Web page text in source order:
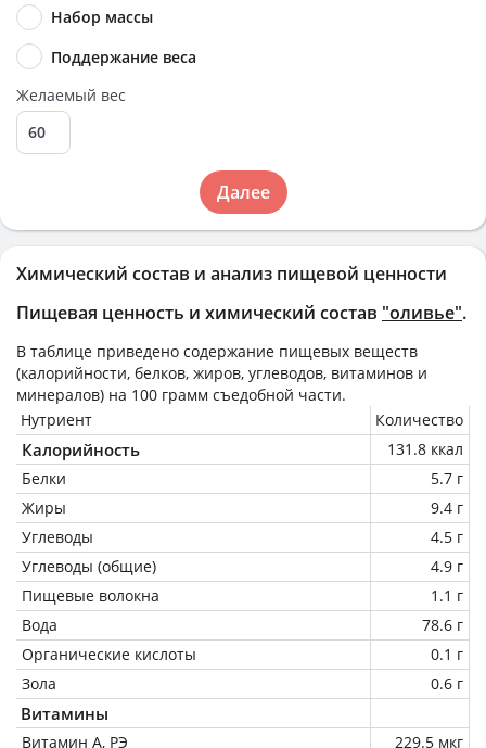
Химический состав и анализ пищевой ценности
Пищевая ценность и химический состав "оливье".
В таблице приведено содержание пищевых веществ
(калорийности, белков, жиров, углеводов, витаминов и
минералов) на 100 грамм съедобной части.
Нутриент
Количество
Калорийность
131.8 ккал
Белки
5.7 г
Жиры
9.4 г
Углеводы
4.5 г
Углеводы (общие)
4.9 г
Пищевые волокна
1.1 г
Вода
78.6 г
Органические кислоты
0.1 г
Зола
0.6 г
Витамины
Витамин А, РЭ 229.5 мкг
Набор массы
Поддержание веса
Желаемый вес
Далее